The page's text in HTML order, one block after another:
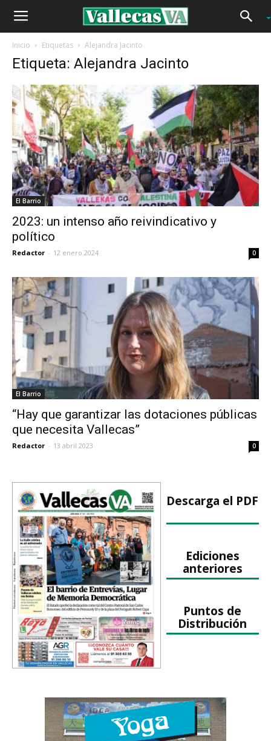
Inicio Etiquetas Alejandra Jacinto
Etiqueta: Alejandra Jacinto
El Barrio
2023: un intenso año reivindicativo y
político
Redactor - 12 enero 2024 0
El Barrio
“Hay que garantizar las dotaciones públicas
que necesita Vallecas”
Redactor - 13 abril 2023 0
Descarga el PDF
Ediciones
anteriores
Puntos de
Distribución